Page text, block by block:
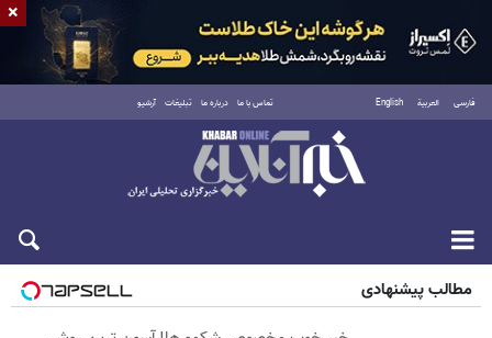
فارسی العربية English تماس با ما درباره ما تبلیغات آرشیو
شنبه ۱۷ مرداد ۱۴۰۵
مطالب پیشنهادی
×